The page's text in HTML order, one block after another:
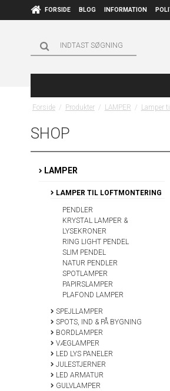
FORSIDE BLOG INFORMATION
Forside / Produkter / LAMPER / Lamper
SHOP
LAMPER
LAMPER TIL LOFTMONTERING
PENDLER
KRYSTAL LAMPER &
LYSEKRONER
RING LIGHT PENDEL
SLIM PENDEL
NATUR PENDLER
SPOTLAMPER
PAPIRSLAMPER
PLAFOND LAMPER
SPEJLLAMPER
SPOTS, IND & PÅ BYGNING
BORDLAMPER
VÆGLAMPER
LED LYS PANELER
JULESTJERNER
LED ARMATUR
GULVLAMPER